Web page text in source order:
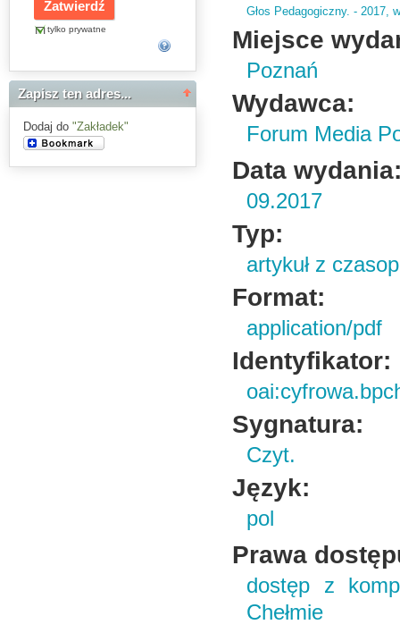
tylko prywatne
Zapisz ten adres...
Dodaj do "Zakładek"
Głos Pedagogiczny. - 2017,
Miejsce
Poznań
Wydawca:
Forum Media
Data
09.2017
Typ:
artykuł z
Format:
application/pdf
Identyfikator:
Sygnatura:
Czyt.
Język:
pol
Prawa
dostęp z
Chełmie